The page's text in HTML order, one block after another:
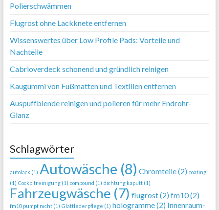
Polierschwämmen
Flugrost ohne Lackknete entfernen
Wissenswertes über Low Profile Pads: Vorteile und
Nachteile
Cabrioverdeck schonend und gründlich reinigen
Kaugummi von Fußmatten und Textilien entfernen
Auspuffblende reinigen und polieren für mehr Endrohr-
Glanz
Schlagwörter
autolack(1) Autowäsche (8) Chromteile(2) coating
(1) Cockpitreinigung(1) compound (1) dichtung kaputt(1)
Fahrzeugwäsche (7) flugrost(2) fm10(2)
fm10 pumpt nicht(1) Glattlederpflege (1) hologramme(2) Innenraum-